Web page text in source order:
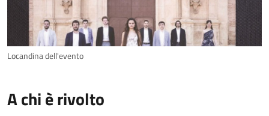
Locandina dell'evento
A chi è rivolto